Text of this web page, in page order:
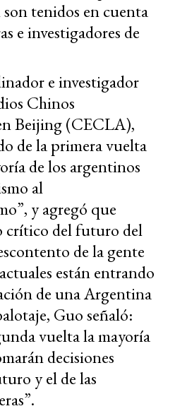
tenidos en cuenta
e investigadores de
e investigador
Chinos
Beijing (CECLA),
de la primera vuelta
de los argentinos
al
y agregó que
crítico del futuro del
de la gente
están entrando
de una Argentina
Guo señaló:
vuelta la mayoría
decisiones
y el de las